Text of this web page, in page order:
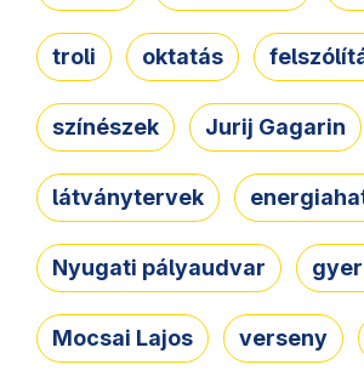
troli oktatás
színészek Jurij Gagarin
látványtervek
Nyugati pályaudvar
Mocsai Lajos verseny